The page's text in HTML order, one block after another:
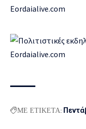
ΜΕ ΕΤΙΚΕΤΑ: